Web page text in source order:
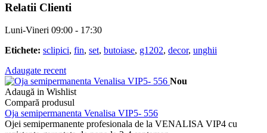
Relatii Clienti
Luni-Vineri 09:00 - 17:30
Etichete: sclipici, fin, set, butoiase, g1202, decor, unghii
Adaugate recent
Nou
Adaugă in Wishlist
Compară produsul
Oja semipermanenta Venalisa VIP5- 556
Ojei semipermanente profesionala de la VENALISA VIP4 cu